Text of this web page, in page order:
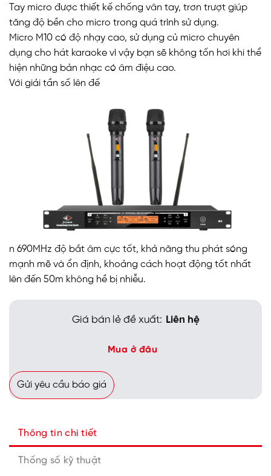
Tay micro được thiết kế chống vân tay, trơn trượt giúp
tăng độ bền cho micro trong quá trình sử dụng.
Micro M10 có độ nhạy cao, sử dụng củ micro chuyên
dụng cho hát karaoke vì vậy bạn sẽ không tốn hơi khi thể
hiện những bản nhạc có âm điệu cao.
Với giải tần số lên đế
n 690MHz độ bắt âm cực tốt, khả năng thu phát sóng
mạnh mẽ và ổn định, khoảng cách hoạt động tốt nhất
lên đến 50m không hề bị nhiễu.
Giá bán lẻ đề xuất: Liên hệ
Mua ở đâu
Gửi yêu cầu báo giá
Thông tin chi tiết
Thống số kỹ thuật